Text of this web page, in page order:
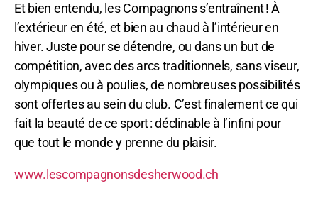
Et bien entendu, les Compagnons s’entraînent ! À
l’extérieur en été, et bien au chaud à l’intérieur en
hiver. Juste pour se détendre, ou dans un but de
compétition, avec des arcs traditionnels, sans viseur,
olympiques ou à poulies, de nombreuses possibilités
sont offertes au sein du club. C’est finalement ce qui
fait la beauté de ce sport : déclinable à l’infini pour
que tout le monde y prenne du plaisir.
www.lescompagnonsdesherwood.ch